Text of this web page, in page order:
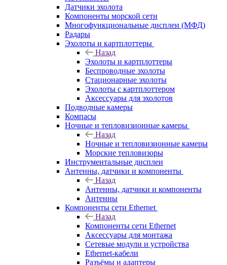
Датчики эхолота
Компоненты морской сети
Многофункциональные дисплеи (МФД)
Радары
Эхолоты и картплоттеры
Назад
Эхолоты и картплоттеры
Беспроводные эхолоты
Стационарные эхолоты
Эхолоты с картплоттером
Аксессуары для эхолотов
Подводные камеры
Компасы
Ночные и тепловизионные камеры
Назад
Ночные и тепловизионные камеры
Морские тепловизоры
Инструментальные дисплеи
Антенны, датчики и компоненты
Назад
Антенны, датчики и компоненты
Антенны
Компоненты сети Ethernet
Назад
Компоненты сети Ethernet
Аксессуары для монтажа
Сетевые модули и устройства
Ethernet-кабели
Разъёмы и адаптеры